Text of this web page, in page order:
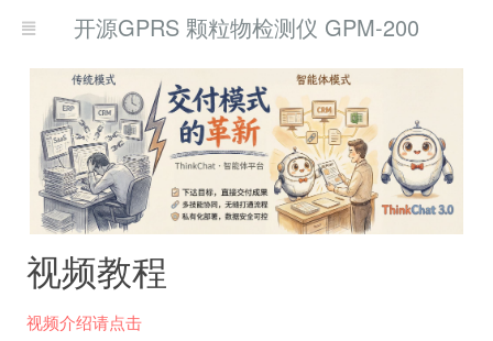
开源GPRS 颗粒物检测仪 GPM-200
视频教程
视频介绍请点击